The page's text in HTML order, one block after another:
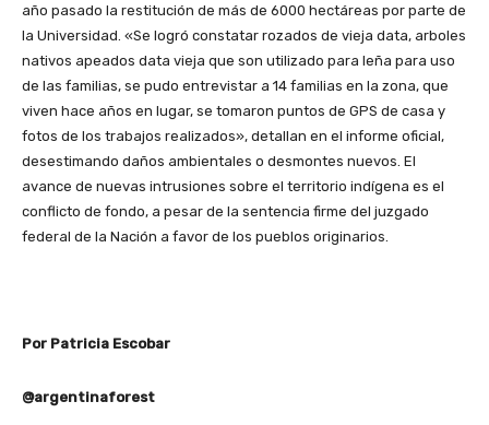
año pasado la restitución de más de 6000 hectáreas por parte de
la Universidad. «Se logró constatar rozados de vieja data, arboles
nativos apeados data vieja que son utilizado para leña para uso
de las familias, se pudo entrevistar a 14 familias en la zona, que
viven hace años en lugar, se tomaron puntos de GPS de casa y
fotos de los trabajos realizados», detallan en el informe oficial,
desestimando daños ambientales o desmontes nuevos. El
avance de nuevas intrusiones sobre el territorio indígena es el
conflicto de fondo, a pesar de la sentencia firme del juzgado
federal de la Nación a favor de los pueblos originarios.
Por Patricia Escobar
@argentinaforest